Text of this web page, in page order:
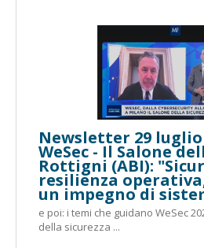
Newsletter 29 luglio
WeSec - Il Salone
Rottigni (ABI):
resilienza
un impegno di
e poi: i temi che guidano WeSec
della sicurezza ...